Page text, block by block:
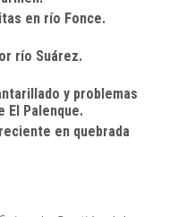
en río Fonce.
río Suárez.
y problemas
El Palenque.
en quebrada